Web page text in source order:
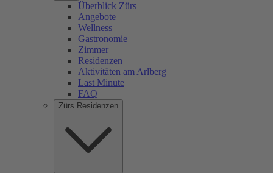
Überblick Zürs
Angebote
Wellness
Gastronomie
Zimmer
Residenzen
Aktivitäten am Arlberg
Last Minute
FAQ
Zürs Residenzen